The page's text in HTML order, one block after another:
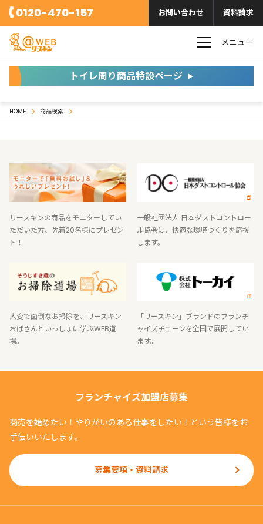
0120-470-157 お問い合わせ 資料請求
メニュー
トイレ周り商品特設ページ
HOME 商品検索
リースキンの商品をモニターしてい
ただいた方、先着20名様にプレゼン
ト！
一般社団法人 日本ダストコントロー
ル協会は、快適な環境づくりを応援
します。
大変で面倒なお掃除を、リースキン
おばさんといっしょに学ぶWEB道
場。
「リースキン」ブランドのフランチ
ャイズチェーンを全国で展開してい
ます。
フランチャイズ加盟店募集
商売を始めたい！やりがいのある仕事をしたい！という皆様をお
手伝いいたします。
募集要項・資料請求